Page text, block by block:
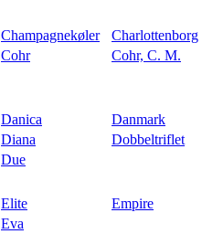
Champagnekøler
Charlottenborg
Cohr
Cohr, C. M.
Danica
Danmark
Diana
Dobbeltriflet
Due
Elite
Empire
Eva